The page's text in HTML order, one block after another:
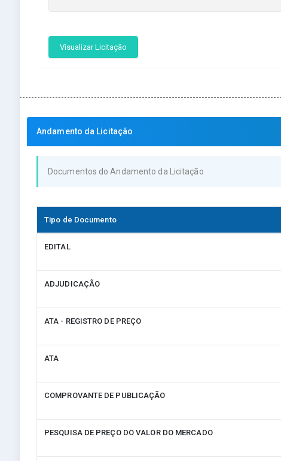
Visualizar Licitação
Andamento da Licitação
Documentos do Andamento da Licitação
Tipo de Documento
EDITAL
ADJUDICAÇÃO
ATA - REGISTRO DE PREÇO
ATA
COMPROVANTE DE PUBLICAÇÃO
PESQUISA DE PREÇO DO VALOR DO MERCADO